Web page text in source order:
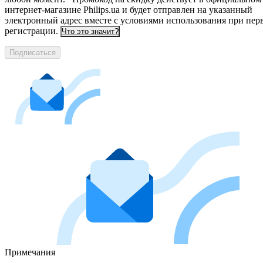
интернет-магазине Philips.ua и будет отправлен на указанный
электронный адрес вместе с условиями использования при
регистрации. Что это значит?
Подписаться
Примечания